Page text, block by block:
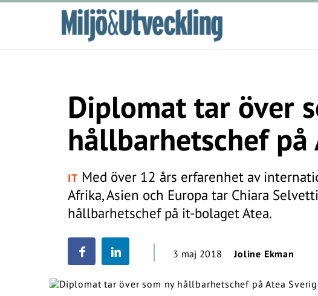
Diplomat tar över
hållbarhetschef på
IT Med över 12 års erfarenhet av
Afrika, Asien och Europa tar Chiara
hållbarhetschef på it-bolaget Atea.
3 maj 2018 Joline Ekman